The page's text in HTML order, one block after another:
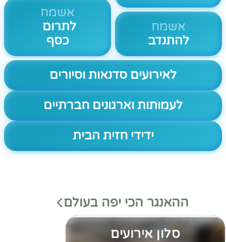
אשמח
להתנדב
אשמח
לתרום
כסף
לאירועים סדנאות וסיורים
לעמותות וארגונים חברתיים
ידידי חזית הבית
ההאנגר הכי יפה בעולם
סלון אירועים